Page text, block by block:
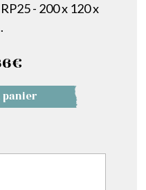
- 200 x 120 x
€
panier